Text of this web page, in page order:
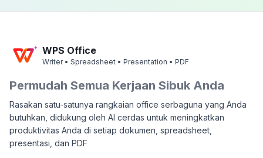
WPS Office
Writer • Spreadsheet • Presentation • PDF
Permudah Semua Kerjaan Sibuk Anda
Rasakan satu-satunya rangkaian office serbaguna yang Anda
butuhkan, didukung oleh AI cerdas untuk meningkatkan
produktivitas Anda di setiap dokumen, spreadsheet,
presentasi, dan PDF